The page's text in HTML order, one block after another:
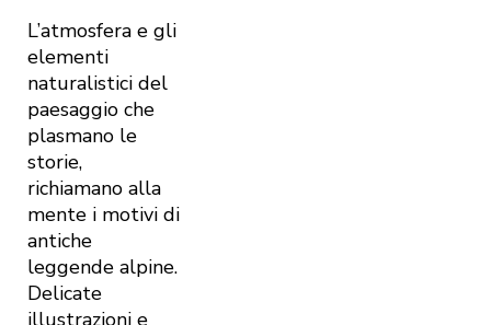
L’atmosfera e gli
elementi
naturalistici del
paesaggio che
plasmano le
storie,
richiamano alla
mente i motivi di
antiche
leggende alpine.
Delicate
illustrazioni e